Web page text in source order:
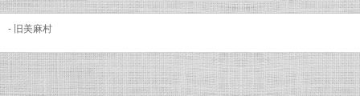
- 旧美麻村